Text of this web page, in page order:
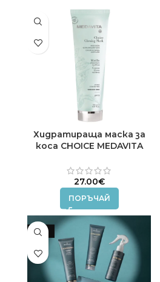
Хидратираща маска за
коса CHOICE MEDAVITA
27.00€
ПОРЪЧАЙ
-18%